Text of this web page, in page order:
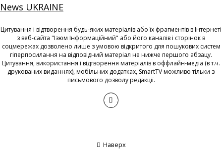
News UKRAINE
Цитування і відтворення будь-яких матеріалів або їх фрагментів в Інтернеті
з веб-сайта "Ізюм Інформаційний" або його каналів і сторінок в
соцмережах дозволено лише з умовою відкритого для пошукових систем
гіперпосилання на відповідний матеріал не нижче першого абзацу.
Цитування, використання і відтворення матеріалів в оффлайн-медіа (в т.ч.
друкованих виданнях), мобільних додатках, SmartTV можливо тільки з
письмового дозволу редакції.
Наверх